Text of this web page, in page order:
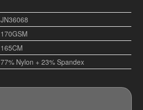
JN36068
170GSM
165CM
77% Nylon + 23% Spandex